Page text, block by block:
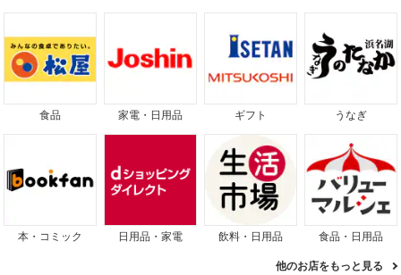
食品 家電・日用品 ギフト うなぎ
本・コミック 日用品・家電 飲料・日用品 食品・日用品
他のお店をもっと見る